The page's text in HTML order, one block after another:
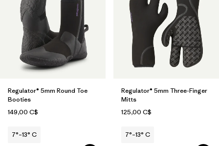
Regulator® 5mm Round Toe
Booties
149,00 C$
7°–13° C
Regulator® 5mm Three-Finger
Mitts
125,00 C$
7°–13° C